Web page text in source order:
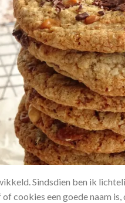
Sindsdien ben ik
cookies een goede naam is,